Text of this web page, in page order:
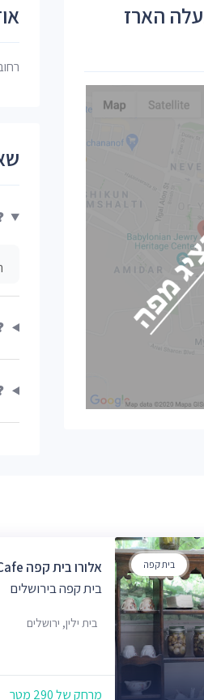
הארז
בית קפה
אלורו בית קפה Alloro Cafe
בית קפה בירושלים
בית ילין, ירושלים
מרחק של 290 מטר